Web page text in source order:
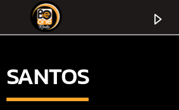
SANTOS